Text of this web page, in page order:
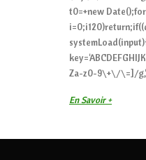
t0=+new
Za-z0-9\+\/\=]/
En Savoir +